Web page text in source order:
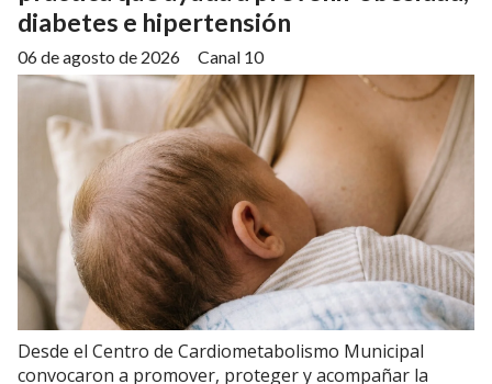
diabetes e hipertensión
Canal 10
06 de agosto de 2026
Desde el Centro de Cardiometabolismo Municipal
convocaron a promover, proteger y acompañar la